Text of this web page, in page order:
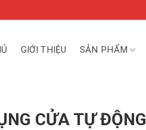
GIỚI THIỆU SẢN PHẨM
CỬA TỰ ĐỘNG